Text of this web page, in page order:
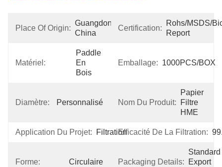
Place Of Origin:
Guangdong,
China
Certification:
Rohs/MSDS/
Report
Matériel:
Paddle
En
Bois
Emballage: 1000PCS/BOX
Diamètre: Personnalisé Nom Du Produit:
Papier
Filtre
HME
Application Du Projet: FiltrationEfficacité De La Filtration:
Forme: Circulaire Packaging Details:
Standard
Export